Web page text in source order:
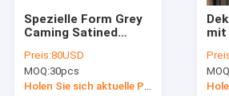
Spezielle Form Grey
Caming Satined
Glas-Windows IGCC
für Außentür ein
Preis:80USD
MOQ:30pcs
Holen Sie sich aktuelle Preis
mit